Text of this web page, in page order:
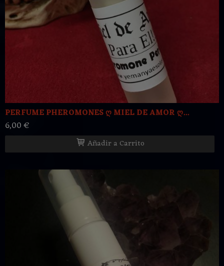
PERFUME PHEROMONES ღ MIEL DE AMOR ღ...
6,00 €
Añadir a Carrito